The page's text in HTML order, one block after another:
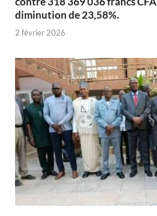
diminution de 23,58%.
2 février 2026